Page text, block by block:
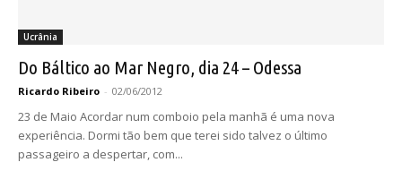
Ucrânia
Do Báltico ao Mar Negro, dia 24 – Odessa
Ricardo Ribeiro - 02/06/2012
23 de Maio Acordar num comboio pela manhã é uma nova
experiência. Dormi tão bem que terei sido talvez o último
passageiro a despertar, com...